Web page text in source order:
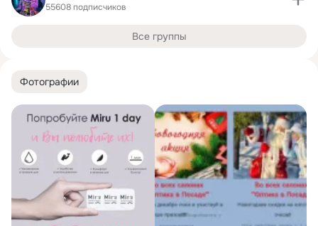
Фотографии
55608 подписчиков
Все группы